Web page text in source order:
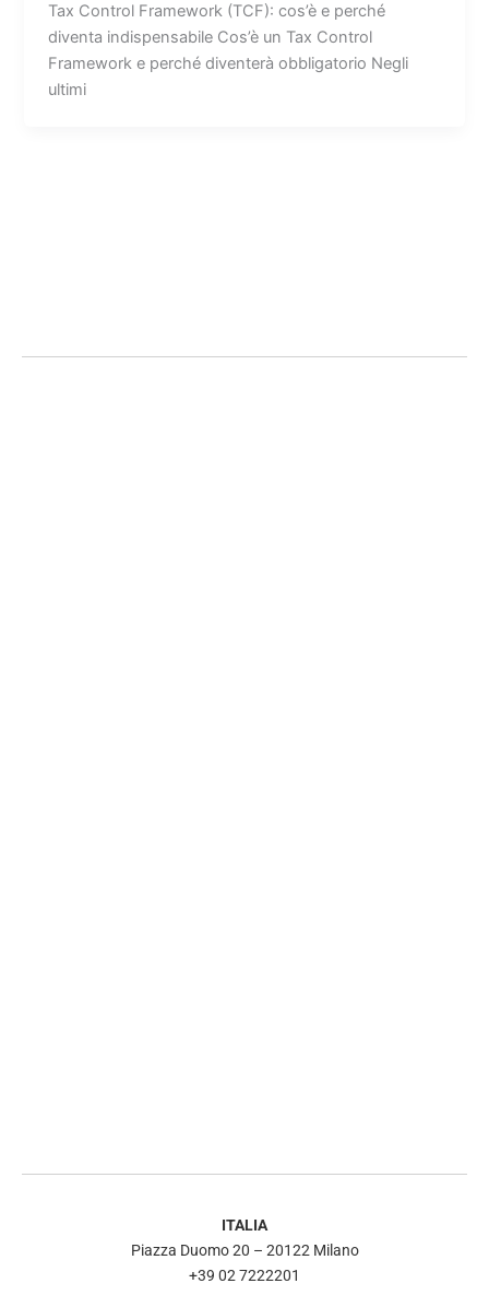
Tax Control Framework (TCF): cos’è e perché
diventa indispensabile Cos’è un Tax Control
Framework e perché diventerà obbligatorio Negli
ultimi
ITALIA
Piazza Duomo 20 – 20122 Milano
+39 02 7222201